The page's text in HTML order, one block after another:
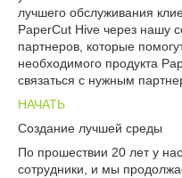
лучшего обслуживания
PaperCut Hive через нашу
партнеров, которые
необходимого продукта
связаться с нужным
НАЧАТЬ
Создание лучшей среды
По прошествии 20 лет у
сотрудники, и мы